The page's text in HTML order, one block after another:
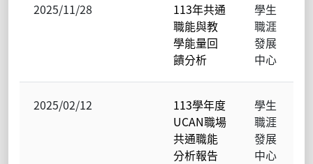
2025/11/28
113年共通
職能與教
學能量回
饋分析
學生
職涯
發展
中心
2025/02/12
113學年度
UCAN職場
共通職能
分析報告
學生
職涯
發展
中心